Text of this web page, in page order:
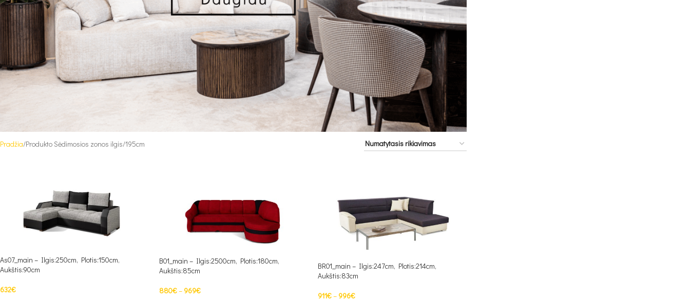
Pradžia Produkto Sėdimosios zonos ilgis 195cm
As07_main – Ilgis:250cm, Plotis:150cm,
Aukštis:90cm
632€
B01_main – Ilgis:2500cm, Plotis:180cm,
Aukštis:85cm
880€– 969€
BR01_main – Ilgis:247cm, Plotis:214cm,
Aukštis:83cm
911€– 996€